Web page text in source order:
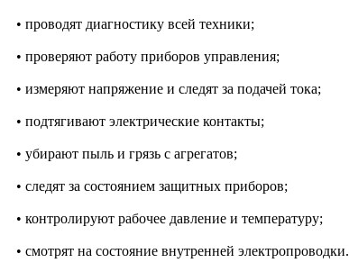
• проводят диагностику всей техники;
• проверяют работу приборов управления;
• измеряют напряжение и следят за подачей тока;
• подтягивают электрические контакты;
• убирают пыль и грязь с агрегатов;
• следят за состоянием защитных приборов;
• контролируют рабочее давление и температуру;
• смотрят на состояние внутренней электропроводки.